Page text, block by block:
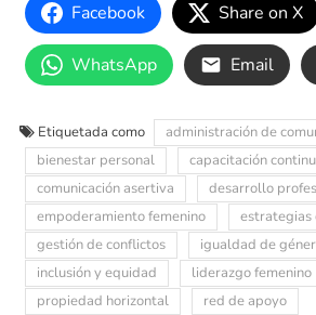
Facebook Share on X
WhatsApp Email
Etiquetada como
administración de
bienestar personal
capacitación
comunicación asertiva
desarrollo
empoderamiento femenino
estrategias
gestión de conflictos
igualdad de
inclusión y equidad
liderazgo femenino
propiedad horizontal
red de apoyo